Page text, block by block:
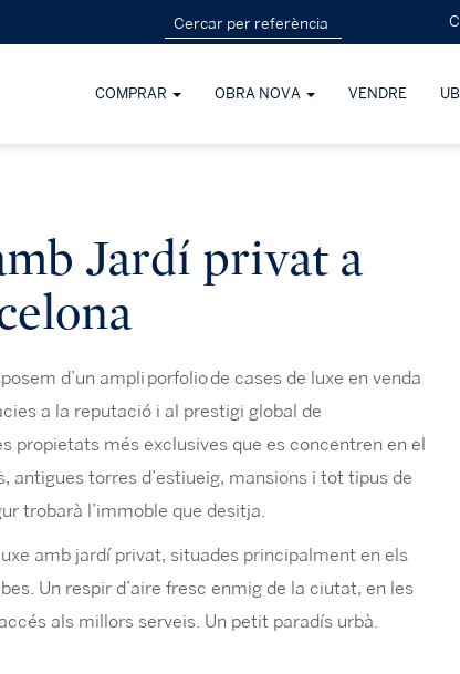
COMPRAR OBRA NOVA VENDRE
Jardí privat a
d’un ampli porfoliode cases de luxe en venda
a la reputació i al prestigi global de
propietats més exclusives que es concentren en el
antigues torres d’estiueig, mansions i tot tipus de
trobarà l’immoble que desitja.
amb jardí privat, situades principalment en els
Un respir d’aire fresc enmig de la ciutat, en les
als millors serveis. Un petit paradís urbà.